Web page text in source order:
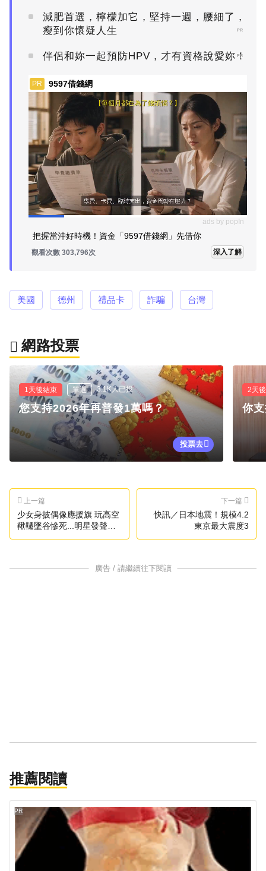
減肥首選，檸檬加它，堅持一週，腰細了，
瘦到你懷疑人生
PR
伴侶和妳一起預防HPV，才有資格說愛妳！
PR
PR 9597借錢網
ads by popIn
把握當沖好時機！資金「9597借錢網」先借你
觀看次數 303,796次 深入了解
美國 德州 禮品卡 詐騙 台灣
網路投票
1天後結束 單選 3.1K人已投
您支持2026年再普發1萬嗎？
投票去
2天
你
上一篇
少女身披偶像應援旗 玩高空
鞦韆墜谷慘死...明星發聲哀
悼了
下一篇
快訊／日本地震！規模4.2
東京最大震度3
廣告 / 請繼續往下閱讀
推薦閱讀
PR